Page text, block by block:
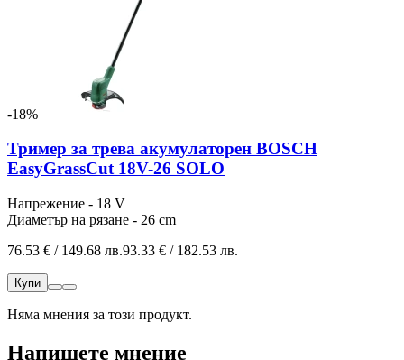
-18%
Тример за трева акумулаторен BOSCH
EasyGrassCut 18V-26 SOLO
Напрежение - 18 V
Диаметър на рязане - 26 cm
76.53 € / 149.68 лв.93.33 € / 182.53 лв.
Купи
Няма мнения за този продукт.
Напишете мнение